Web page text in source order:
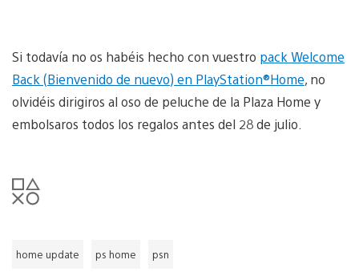
Si todavía no os habéis hecho con vuestro pack Welcome
Back (Bienvenido de nuevo) en PlayStation®Home, no
olvidéis dirigiros al oso de peluche de la Plaza Home y
embolsaros todos los regalos antes del 28 de julio.
home update ps home psn